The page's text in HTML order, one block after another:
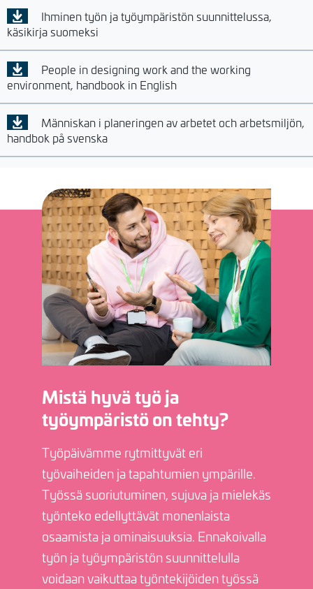
Ihminen työn ja työympäristön suunnittelussa,
käsikirja suomeksi
People in designing work and the working
environment, handbook in English
Människan i planeringen av arbetet och arbetsmiljön,
handbok på svenska
Kuva
Mistä hyvä työ ja
työympäristö on tehty?
Työpäivämme rytmittyvät eri
työvaiheiden ja tapahtumien ympärille.
Työssä suoriutuminen, sujuva ja mielekäs
työnteko edellyttävät monenlaista
osaamista ja ominaisuuksia. Ennakoivalla
työn ja työympäristön suunnittelulla
voidaan vaikuttaa työntekijöiden työssä